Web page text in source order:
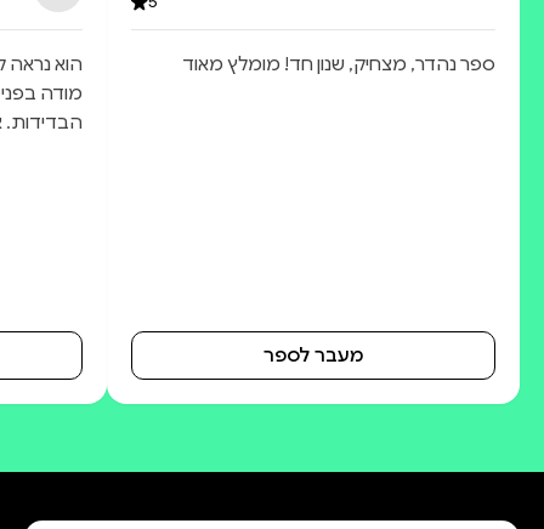
ספר נהדר, מצחיק, שנון חד! מומלץ מאוד
מעבר לספר
הוא נראה
הבדידות.